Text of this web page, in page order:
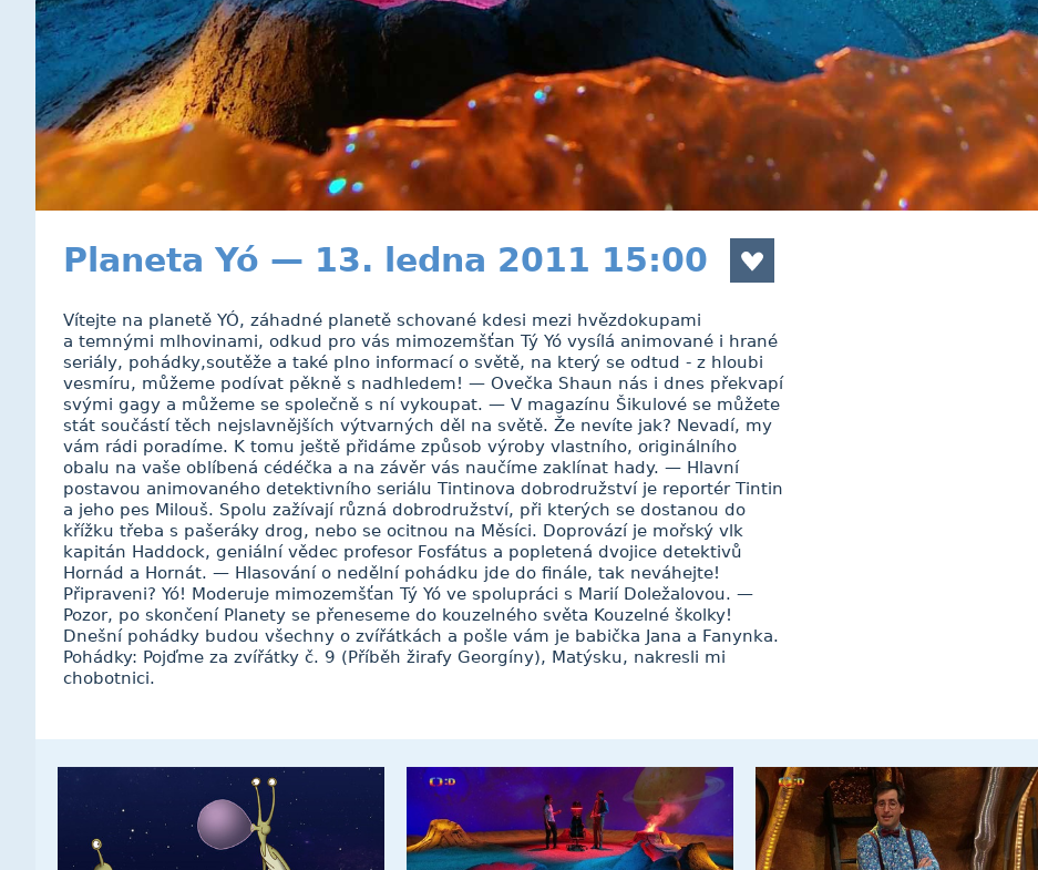
Planeta Yó — 13. ledna 2011 15:00
Vítejte na planetě YÓ, záhadné planetě schované kdesi mezi hvězdokupami
a temnými mlhovinami, odkud pro vás mimozemšťan Tý Yó vysílá animované i hrané
seriály, pohádky,soutěže a také plno informací o světě, na který se odtud - z hloubi
vesmíru, můžeme podívat pěkně s nadhledem! — Ovečka Shaun nás i dnes překvapí
svými gagy a můžeme se společně s ní vykoupat. — V magazínu Šikulové se můžete
stát součástí těch nejslavnějších výtvarných děl na světě. Že nevíte jak? Nevadí, my
vám rádi poradíme. K tomu ještě přidáme způsob výroby vlastního, originálního
obalu na vaše oblíbená cédéčka a na závěr vás naučíme zaklínat hady. — Hlavní
postavou animovaného detektivního seriálu Tintinova dobrodružství je reportér Tintin
a jeho pes Milouš. Spolu zažívají různá dobrodružství, při kterých se dostanou do
křížku třeba s pašeráky drog, nebo se ocitnou na Měsíci. Doprovází je mořský vlk
kapitán Haddock, geniální vědec profesor Fosfátus a popletená dvojice detektivů
Hornád a Hornát. — Hlasování o nedělní pohádku jde do finále, tak neváhejte!
Připraveni? Yó! Moderuje mimozemšťan Tý Yó ve spolupráci s Marií Doležalovou. —
Pozor, po skončení Planety se přeneseme do kouzelného světa Kouzelné školky!
Dnešní pohádky budou všechny o zvířátkách a pošle vám je babička Jana a Fanynka.
Pohádky: Pojďme za zvířátky č. 9 (Příběh žirafy Georgíny), Matýsku, nakresli mi
chobotnici.